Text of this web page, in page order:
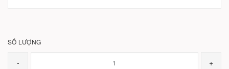
SỐ LƯỢNG
- +